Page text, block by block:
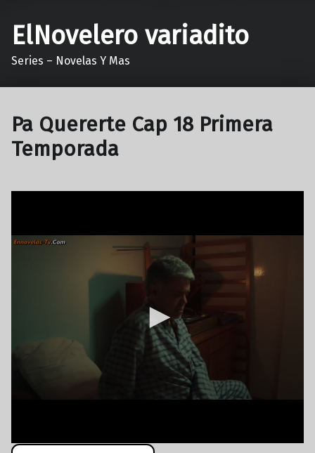
ElNovelero variadito
Series – Novelas Y Mas
Pa Quererte Cap 18 Primera
Temporada